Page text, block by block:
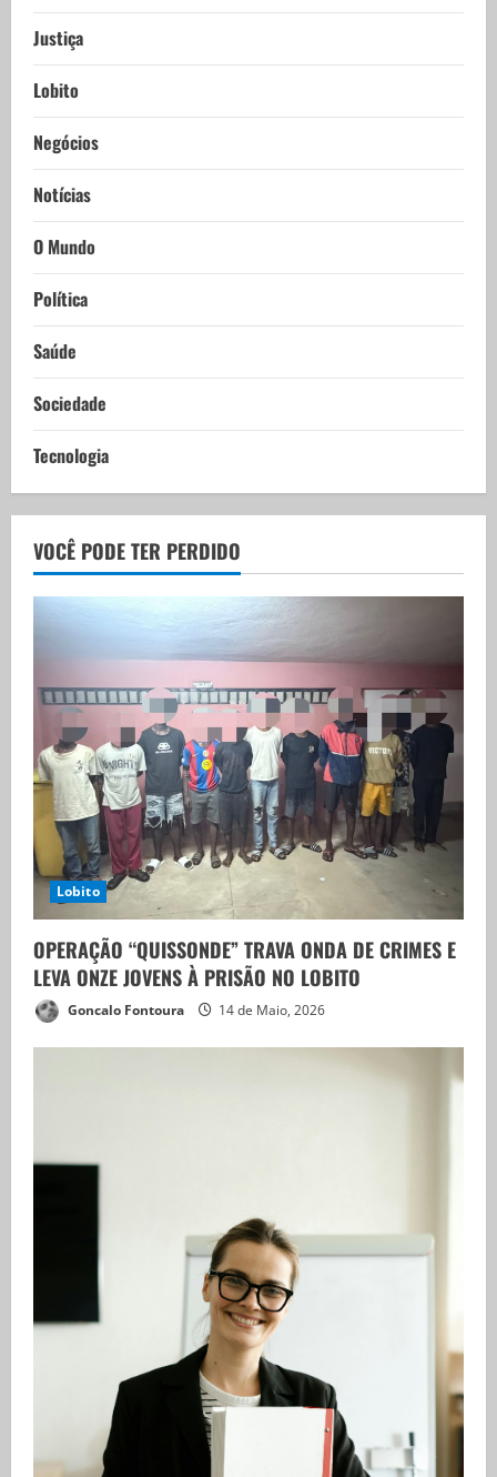
Justiça
Lobito
Negócios
Notícias
O Mundo
Política
Saúde
Sociedade
Tecnologia
VOCÊ PODE TER PERDIDO
Lobito
OPERAÇÃO “QUISSONDE” TRAVA ONDA DE CRIMES E
LEVA ONZE JOVENS À PRISÃO NO LOBITO
Goncalo Fontoura 14 de Maio, 2026